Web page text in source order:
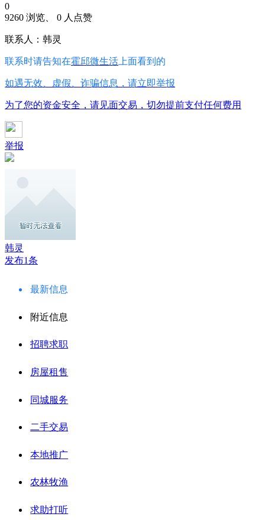
0
9260 浏览、 0 人点赞
联系人：韩灵
联系时请告知在霍邱微生活 上面看到的
如遇无效、虚假、诈骗信息，请立即举报
为了您的资金安全，请见面交易，切勿提前支付任何费用
举报
韩灵
发布1条
最新信息
附近信息
招聘求职
房屋租售
同城服务
二手交易
本地推广
农林牧渔
求助打听